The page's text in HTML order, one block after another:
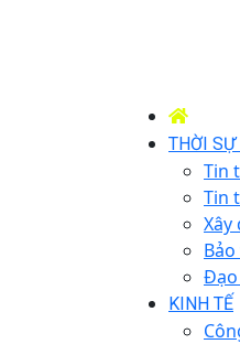
THỜI SỰ
Tin
Tin
Xây
Đạo
KINH TẾ